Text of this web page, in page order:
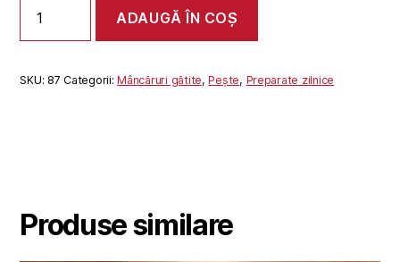
FILE
DE
PANE
ADAUGĂ ÎN COȘ
SKU: 87 Categorii:Mâncăruri gătite,Pește, Preparate zilnice
Produse similare